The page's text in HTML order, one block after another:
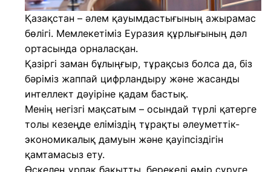
Қазақстан – әлем қауымдастығының ажырамас
бөлігі. Мемлекетіміз Еуразия құрлығының дәл
ортасында орналасқан.
Қазіргі заман бұлыңғыр, тұрақсыз болса да, біз
бәріміз жаппай цифрландыру және жасанды
интеллект дәуіріне қадам бастық.
Менің негізгі мақсатым – осындай түрлі қатерге
толы кезеңде еліміздің тұрақты әлеуметтік-
экономикалық дамуын және қауіпсіздігін
қамтамасыз ету.